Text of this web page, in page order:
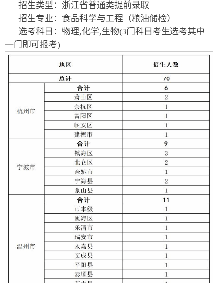
招生类型：浙江省普通类提前录取
招生专业：食品科学与工程（粮油储检）
选考科目：物理,化学,生物(3门科目考生选考其中
一门即可报考)